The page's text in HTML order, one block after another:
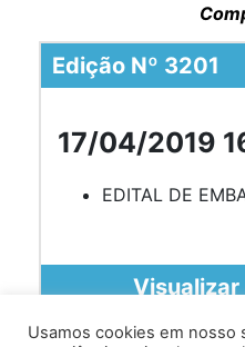
Edição Nº 3201
17/04/2019
EDITAL DE
Usamos cookies em nosso